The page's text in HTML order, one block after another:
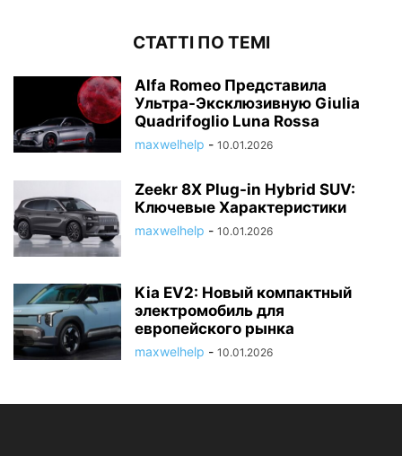
СТАТТІ ПО ТЕМІ
Alfa Romeo Представила
Ультра-Эксклюзивную Giulia
Quadrifoglio Luna Rossa
maxwelhelp - 10.01.2026
Zeekr 8X Plug-in Hybrid SUV:
Ключевые Характеристики
maxwelhelp - 10.01.2026
Kia EV2: Новый компактный
электромобиль для
европейского рынка
maxwelhelp - 10.01.2026